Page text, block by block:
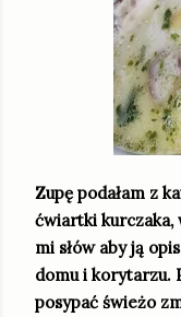
Zupę podałam z
ćwiartki kurczaka,
mi słów aby ją
domu i korytarzu.
posypać świeżo